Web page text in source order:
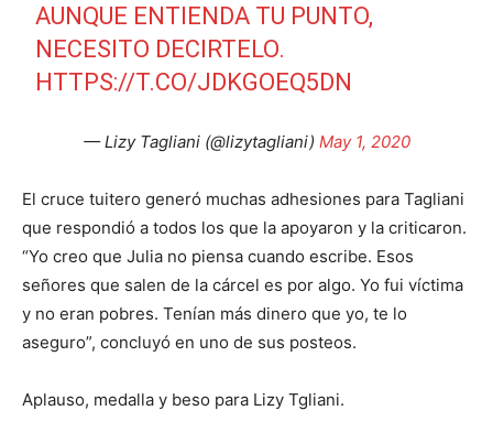
AUNQUE ENTIENDA TU PUNTO,
NECESITO DECIRTELO.
HTTPS://T.CO/JDKGOEQ5DN
— Lizy Tagliani (@lizytagliani) May 1, 2020
El cruce tuitero generó muchas adhesiones para Tagliani
que respondió a todos los que la apoyaron y la criticaron.
“Yo creo que Julia no piensa cuando escribe. Esos
señores que salen de la cárcel es por algo. Yo fui víctima
y no eran pobres. Tenían más dinero que yo, te lo
aseguro”, concluyó en uno de sus posteos.
Aplauso, medalla y beso para Lizy Tgliani.